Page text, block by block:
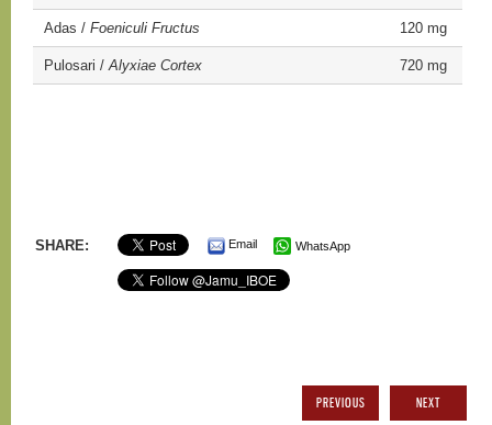
Adas / Foeniculi Fructus 120 mg
Pulosari / Alyxiae Cortex 720 mg
SHARE: Email WhatsApp
PREVIOUS NEXT